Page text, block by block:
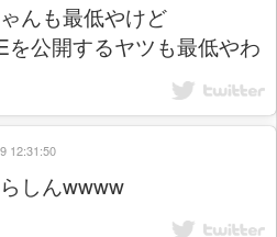
んも最低やけど
公開するヤツも最低やわ
しんwwww
12:31:50